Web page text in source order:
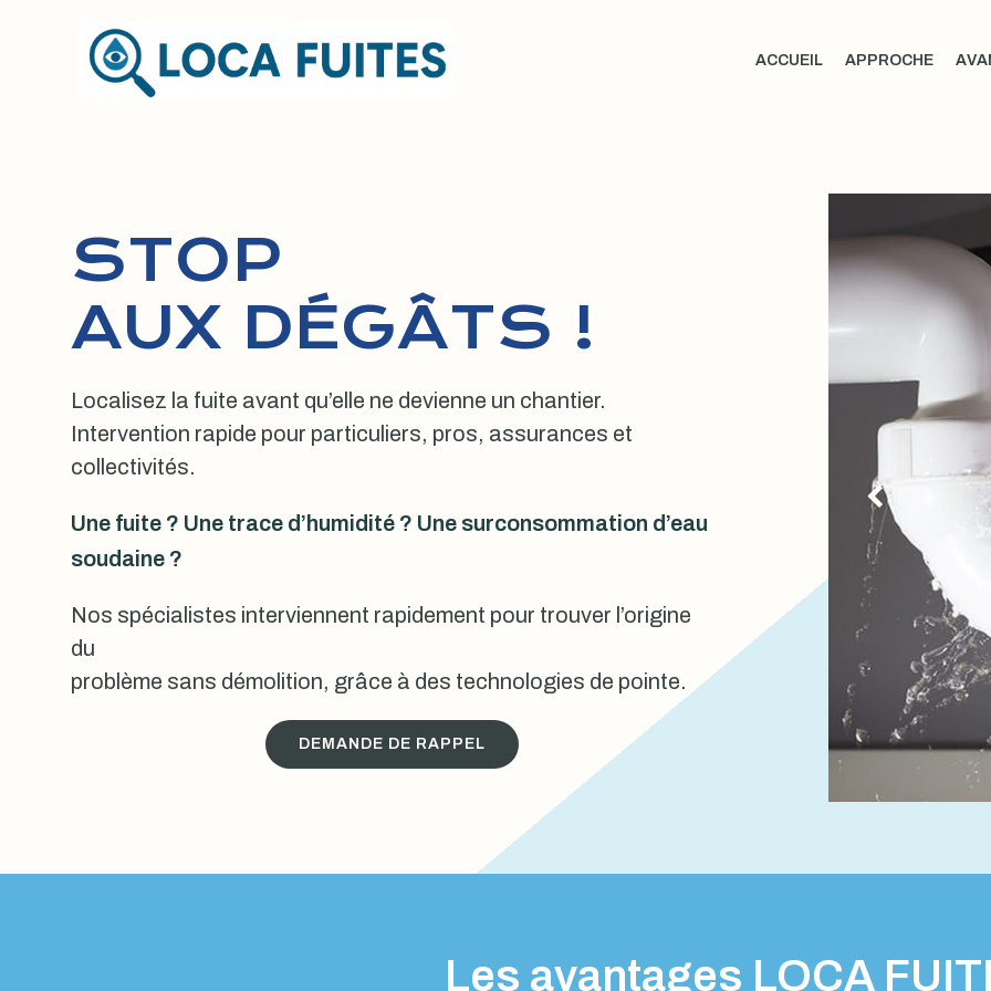
ACCUEIL APPROCHE
STOP
AUX DÉGÂTS !
Localisez la fuite avant qu’elle ne devienne un chantier.
Intervention rapide pour particuliers, pros, assurances et
collectivités.
Une fuite ? Une trace d’humidité ? Une surconsommation d’eau
soudaine ?
Nos spécialistes interviennent rapidement pour trouver l’origine
du
problème sans démolition, grâce à des technologies de pointe.
DEMANDE DE RAPPEL
Les avantages LOCA